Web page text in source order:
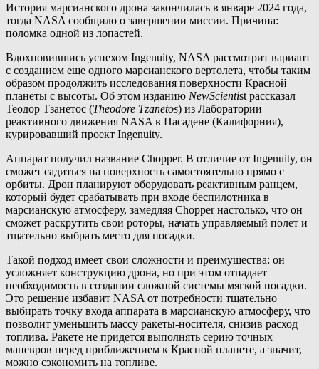
История марсианского дрона закончилась в январе 2024 года,
тогда NASA сообщило о завершении миссии. Причина:
поломка одной из лопастей.
Вдохновившись успехом Ingenuity, NASA рассмотрит вариант
с созданием еще одного марсианского вертолета, чтобы таким
образом продолжить исследования поверхности Красной
планеты с высоты. Об этом изданию NewScientist рассказал
Теодор Тзанетос (Theodore Tzanetos) из Лаборатории
реактивного движения NASA в Пасадене (Калифорния),
курировавший проект Ingenuity.
Аппарат получил название Chopper. В отличие от Ingenuity, он
сможет садиться на поверхность самостоятельно прямо с
орбиты. Дрон планируют оборудовать реактивным ранцем,
который будет срабатывать при входе беспилотника в
марсианскую атмосферу, замедляя Chopper настолько, что он
сможет раскрутить свои роторы, начать управляемый полет и
тщательно выбрать место для посадки.
Такой подход имеет свои сложности и преимущества: он
усложняет конструкцию дрона, но при этом отпадает
необходимость в создании сложной системы мягкой посадки.
Это решение избавит NASA от потребности тщательно
выбирать точку входа аппарата в марсианскую атмосферу, что
позволит уменьшить массу ракеты-носителя, снизив расход
топлива. Ракете не придется выполнять серию точных
маневров перед приближением к Красной планете, а значит,
можно сэкономить на топливе.